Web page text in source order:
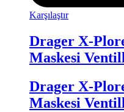
Karşılaştır
Drager X-
Maskesi
Drager X-
Maskesi